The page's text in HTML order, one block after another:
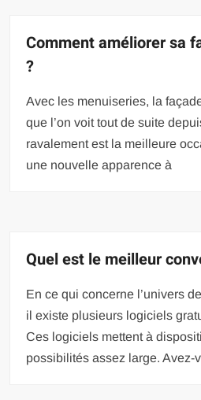
Comment améliorer sa
?
Avec les menuiseries, la
que l’on voit tout de suite
ravalement est la meilleure
une nouvelle apparence à
Quel est le meilleur
En ce qui concerne l’univers
il existe plusieurs logiciels
Ces logiciels mettent à
possibilités assez large. Avez-